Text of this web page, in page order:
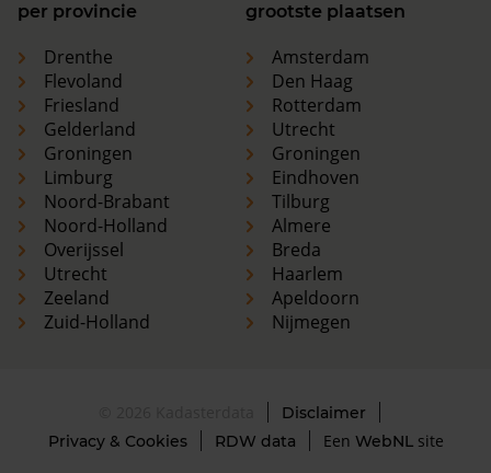
per provincie
Drenthe
Flevoland
Friesland
Gelderland
Groningen
Limburg
Noord-Brabant
Noord-Holland
Overijssel
Utrecht
Zeeland
Zuid-Holland
grootste plaatsen
Amsterdam
Den Haag
Rotterdam
Utrecht
Groningen
Eindhoven
Tilburg
Almere
Breda
Haarlem
Apeldoorn
Nijmegen
Disclaimer
Privacy & Cookies
RDW data Een WebNLsite